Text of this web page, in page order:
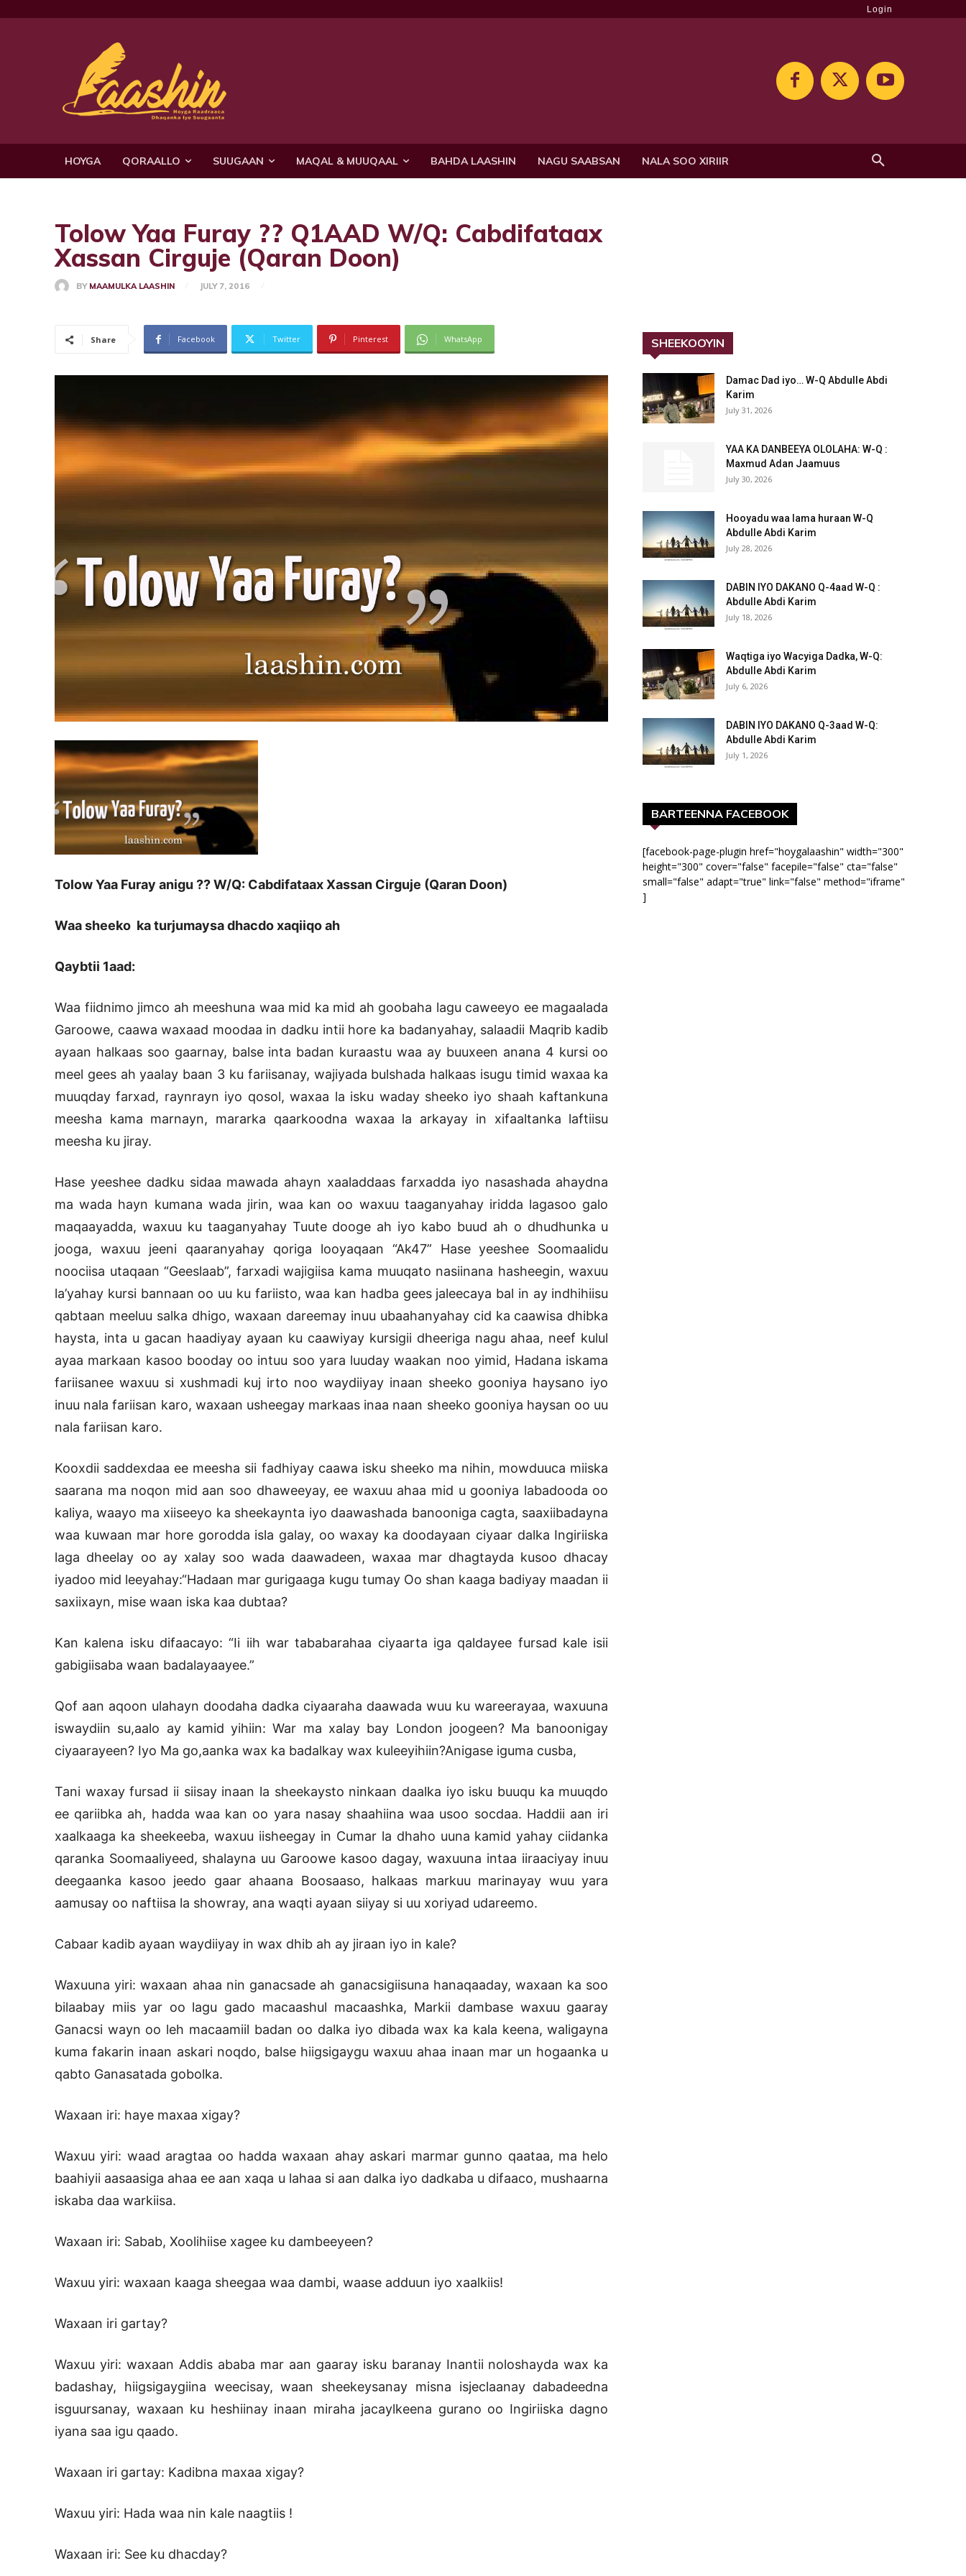
Login
HOYGA QORAALLO SUUGAAN MAQAL & MUUQAAL BAHDA LAASHIN NAGU SAABSAN NALA SOO XIRIIR
Tolow Yaa Furay ?? Q1AAD W/Q: Cabdifataax
Xassan Cirguje (Qaran Doon)
BY MAAMULKA LAASHIN JULY 7, 2016
Share Facebook Twitter Pinterest WhatsApp
Tolow Yaa Furay anigu ?? W/Q: Cabdifataax Xassan Cirguje (Qaran Doon)
Waa sheeko ka turjumaysa dhacdo xaqiiqo ah
Qaybtii 1aad:
Waa fiidnimo jimco ah meeshuna waa mid ka mid ah goobaha lagu caweeyo ee magaalada
Garoowe, caawa waxaad moodaa in dadku intii hore ka badanyahay, salaadii Maqrib kadib
ayaan halkaas soo gaarnay, balse inta badan kuraastu waa ay buuxeen anana 4 kursi oo
meel gees ah yaalay baan 3 ku fariisanay, wajiyada bulshada halkaas isugu timid waxaa ka
muuqday farxad, raynrayn iyo qosol, waxaa la isku waday sheeko iyo shaah kaftankuna
meesha kama marnayn, mararka qaarkoodna waxaa la arkayay in xifaaltanka laftiisu
meesha ku jiray.
Hase yeeshee dadku sidaa mawada ahayn xaaladdaas farxadda iyo nasashada ahaydna
ma wada hayn kumana wada jirin, waa kan oo waxuu taaganyahay iridda lagasoo galo
maqaayadda, waxuu ku taaganyahay Tuute dooge ah iyo kabo buud ah o dhudhunka u
jooga, waxuu jeeni qaaranyahay qoriga looyaqaan “Ak47” Hase yeeshee Soomaalidu
noociisa utaqaan “Geeslaab”, farxadi wajigiisa kama muuqato nasiinana hasheegin, waxuu
la’yahay kursi bannaan oo uu ku fariisto, waa kan hadba gees jaleecaya bal in ay indhihiisu
qabtaan meeluu salka dhigo, waxaan dareemay inuu ubaahanyahay cid ka caawisa dhibka
haysta, inta u gacan haadiyay ayaan ku caawiyay kursigii dheeriga nagu ahaa, neef kulul
ayaa markaan kasoo booday oo intuu soo yara luuday waakan noo yimid, Hadana iskama
fariisanee waxuu si xushmadi kuj irto noo waydiiyay inaan sheeko gooniya haysano iyo
inuu nala fariisan karo, waxaan usheegay markaas inaa naan sheeko gooniya haysan oo uu
nala fariisan karo.
Kooxdii saddexdaa ee meesha sii fadhiyay caawa isku sheeko ma nihin, mowduuca miiska
saarana ma noqon mid aan soo dhaweeyay, ee waxuu ahaa mid u gooniya labadooda oo
kaliya, waayo ma xiiseeyo ka sheekaynta iyo daawashada banooniga cagta, saaxiibadayna
waa kuwaan mar hore gorodda isla galay, oo waxay ka doodayaan ciyaar dalka Ingiriiska
laga dheelay oo ay xalay soo wada daawadeen, waxaa mar dhagtayda kusoo dhacay
iyadoo mid leeyahay:“Hadaan mar gurigaaga kugu tumay Oo shan kaaga badiyay maadan ii
saxiixayn, mise waan iska kaa dubtaa?
Kan kalena isku difaacayo: “Ii iih war tababarahaa ciyaarta iga qaldayee fursad kale isii
gabigiisaba waan badalayaayee.”
Qof aan aqoon ulahayn doodaha dadka ciyaaraha daawada wuu ku wareerayaa, waxuuna
iswaydiin su,aalo ay kamid yihiin: War ma xalay bay London joogeen? Ma banoonigay
ciyaarayeen? Iyo Ma go,aanka wax ka badalkay wax kuleeyihiin?Anigase iguma cusba,
Tani waxay fursad ii siisay inaan la sheekaysto ninkaan daalka iyo isku buuqu ka muuqdo
ee qariibka ah, hadda waa kan oo yara nasay shaahiina waa usoo socdaa. Haddii aan iri
xaalkaaga ka sheekeeba, waxuu iisheegay in Cumar la dhaho uuna kamid yahay ciidanka
qaranka Soomaaliyeed, shalayna uu Garoowe kasoo dagay, waxuuna intaa iiraaciyay inuu
deegaanka kasoo jeedo gaar ahaana Boosaaso, halkaas markuu marinayay wuu yara
aamusay oo naftiisa la showray, ana waqti ayaan siiyay si uu xoriyad udareemo.
Cabaar kadib ayaan waydiiyay in wax dhib ah ay jiraan iyo in kale?
Waxuuna yiri: waxaan ahaa nin ganacsade ah ganacsigiisuna hanaqaaday, waxaan ka soo
bilaabay miis yar oo lagu gado macaashul macaashka, Markii dambase waxuu gaaray
Ganacsi wayn oo leh macaamiil badan oo dalka iyo dibada wax ka kala keena, waligayna
kuma fakarin inaan askari noqdo, balse hiigsigaygu waxuu ahaa inaan mar un hogaanka u
qabto Ganasatada gobolka.
Waxaan iri: haye maxaa xigay?
Waxuu yiri: waad aragtaa oo hadda waxaan ahay askari marmar gunno qaataa, ma helo
baahiyii aasaasiga ahaa ee aan xaqa u lahaa si aan dalka iyo dadkaba u difaaco, mushaarna
iskaba daa warkiisa.
Waxaan iri: Sabab, Xoolihiise xagee ku dambeeyeen?
Waxuu yiri: waxaan kaaga sheegaa waa dambi, waase adduun iyo xaalkiis!
Waxaan iri gartay?
Waxuu yiri: waxaan Addis ababa mar aan gaaray isku baranay Inantii noloshayda wax ka
badashay, hiigsigaygiina weecisay, waan sheekeysanay misna isjeclaanay dabadeedna
isguursanay, waxaan ku heshiinay inaan miraha jacaylkeena gurano oo Ingiriiska dagno
iyana saa igu qaado.
Waxaan iri gartay: Kadibna maxaa xigay?
Waxuu yiri: Hada waa nin kale naagtiis !
Waxaan iri: See ku dhacday?
SHEEKOOYIN
Damac Dad iyo… W-Q Abdulle Abdi
Karim
July 31, 2026
YAA KA DANBEEYA OLOLAHA: W-Q :
Maxmud Adan Jaamuus
July 30, 2026
Hooyadu waa lama huraan W-Q
Abdulle Abdi Karim
July 28, 2026
DABIN IYO DAKANO Q-4aad W-Q :
Abdulle Abdi Karim
July 18, 2026
Waqtiga iyo Wacyiga Dadka, W-Q:
Abdulle Abdi Karim
July 6, 2026
DABIN IYO DAKANO Q-3aad W-Q:
Abdulle Abdi Karim
July 1, 2026
BARTEENNA FACEBOOK
[facebook-page-plugin href="hoygalaashin" width="300"
height="300" cover="false" facepile="false" cta="false"
small="false" adapt="true" link="false" method="iframe"
]